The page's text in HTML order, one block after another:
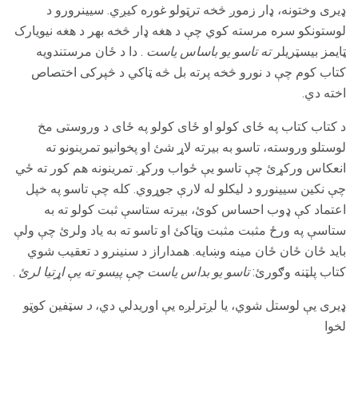
ډیری وختونه، ډار زموږ څخه ترټولو غوره کیږي. سیینرورو د
لوستونکو سره مرسته کوي چې د هغه ډار څخه بهر د هغه نیویارک
ټایمز بیسټریلرته تاسو یو باساس یاست . دا د ځان مرستندویه
کتاب کوم چې د نورو څخه پرته بل څه ټاکي د څپرکی اختصاص
اخته دي.
د کتاب کتاب په ځای کولو او ځای کولو په ځای د وروستی مخ
لوستلو وروسته، تاسو به بیرته لاړ شئ او پخوانیو تمرینونو ته
انعکاس ورکړئ چې تاسو یې ځواب ورکړ. تمرينونه هم کور ته ځي
چې نکين سيينورو د ليکلو له لارې جوړوي. کله چې تاسو په خپل
اعتماد کې ډوب احساس کوئ، بیرته ستاسې ثبت کولو ته به
ستاسې په ورځ مثبت مثبت وټاکئ او تاسو ته به یاد ولرئ چې ولې
باید ځان ځان ځان مینه وښایه. همداراز د سنینرو د تعقيب شوي
کتاب پلټنه وګورئ:تاسو یو بداس یاست چې پیسو ته یې اړتیا لرئ .
ډیری یې لوستل شوي، یا لږترلږه یې اوریدلي دي، د سټفین کوټو
لخوا